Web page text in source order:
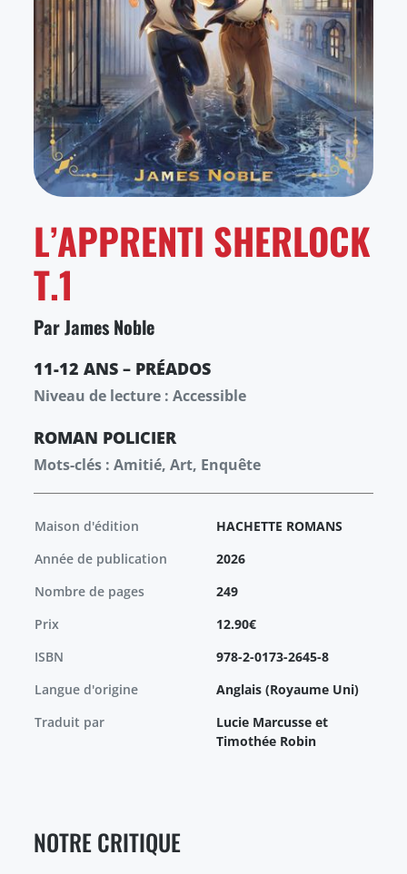
L’APPRENTI SHERLOCK
T.1
Par James Noble
11-12 ANS – PRÉADOS
Niveau de lecture : Accessible
ROMAN POLICIER
Mots-clés : Amitié, Art, Enquête
Maison d'édition
HACHETTE ROMANS
Année de publication
2026
Nombre de pages
249
Prix
12.90€
ISBN
978-2-0173-2645-8
Langue d'origine
Anglais (Royaume Uni)
Traduit par
Lucie Marcusse et
Timothée Robin
NOTRE CRITIQUE